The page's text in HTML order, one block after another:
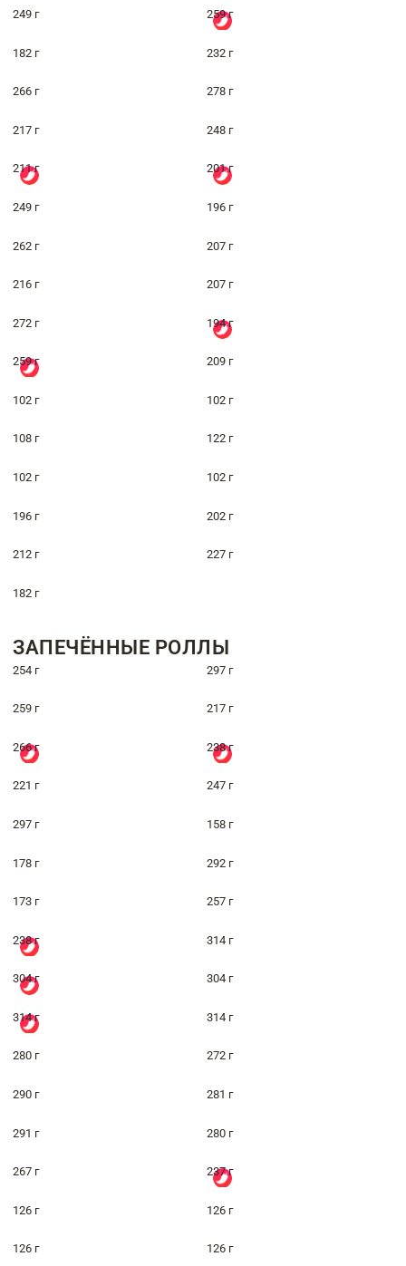
249 г 259 г
182 г 232 г
266 г 278 г
217 г 248 г
211 г 201 г
249 г 196 г
262 г 207 г
216 г 207 г
272 г 194 г
259 г 209 г
102 г 102 г
108 г 122 г
102 г 102 г
196 г 202 г
212 г 227 г
182 г
ЗАПЕЧЁННЫЕ РОЛЛЫ
254 г 297 г
259 г 217 г
266 г 238 г
221 г 247 г
297 г 158 г
178 г 292 г
173 г 257 г
238 г 314 г
304 г 304 г
314 г 314 г
280 г 272 г
290 г 281 г
291 г 280 г
267 г 237 г
126 г 126 г
126 г 126 г